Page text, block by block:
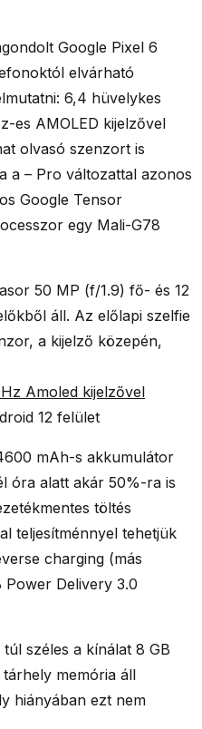
Google Pixel 6
elvárható
6,4 hüvelykes
es AMOLED kijelzővel
olvasó szenzort is
a – Pro változattal azonos
Google Tensor
egy Mali-G78
50 MP (f/1.9) fő- és 12
áll. Az előlapi szelfie
a kijelző közepén,
12 felület
mAh-s akkumulátor
óra alatt akár 50%-ra is
töltés
teljesítménnyel tehetjük
charging (más
Power Delivery 3.0
széles a kínálat 8 GB
tárhely memória áll
hiányában ezt nem